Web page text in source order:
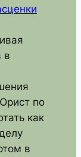
в
по
как
в